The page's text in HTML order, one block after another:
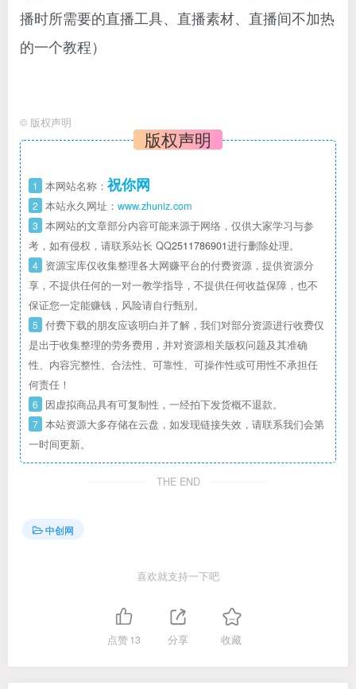
播时所需要的直播工具、直播素材、直播间不加热
的一个教程）
© 版权声明
版权声明
1 本网站名称： 祝你网
2 本站永久网址： www.zhuniz.com
3 本网站的文章部分内容可能来源于网络，仅供大家学习与参
考，如有侵权，请联系站长 QQ2511786901进行删除处理。
4 资源宝库仅收集整理各大网赚平台的付费资源，提供资源分
享，不提供任何的一对一教学指导，不提供任何收益保障，也不
保证您一定能赚钱，风险请自行甄别。
5 付费下载的朋友应该明白并了解，我们对部分资源进行收费仅
是出于收集整理的劳务费用，并对资源相关版权问题及其准确
性、内容完整性、合法性、可靠性、可操作性或可用性不承担任
何责任！
6 因虚拟商品具有可复制性，一经拍下发货概不退款。
7 本站资源大多存储在云盘，如发现链接失效，请联系我们会第
一时间更新。
THE END
中创网
喜欢就支持一下吧
点赞13 分享 收藏